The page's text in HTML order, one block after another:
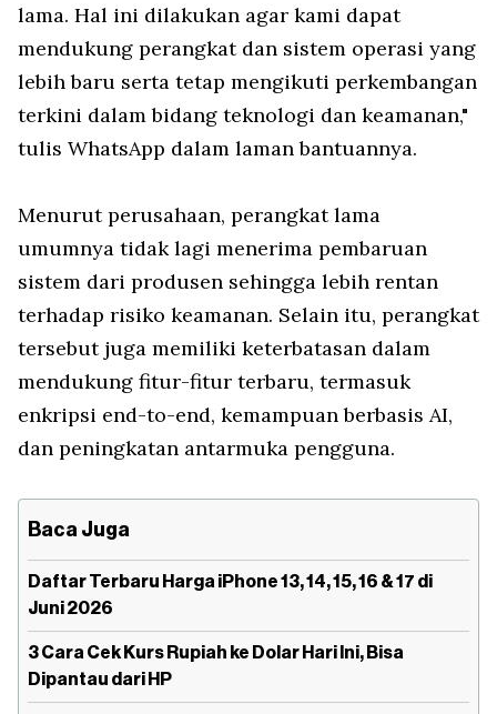
lama. Hal ini dilakukan agar kami dapat
mendukung perangkat dan sistem operasi yang
lebih baru serta tetap mengikuti perkembangan
terkini dalam bidang teknologi dan keamanan,"
tulis WhatsApp dalam laman bantuannya.
Menurut perusahaan, perangkat lama
umumnya tidak lagi menerima pembaruan
sistem dari produsen sehingga lebih rentan
terhadap risiko keamanan. Selain itu, perangkat
tersebut juga memiliki keterbatasan dalam
mendukung fitur-fitur terbaru, termasuk
enkripsi end-to-end, kemampuan berbasis AI,
dan peningkatan antarmuka pengguna.
Baca Juga
Daftar Terbaru Harga iPhone 13, 14, 15, 16 & 17 di
Juni 2026
3 Cara Cek Kurs Rupiah ke Dolar Hari Ini, Bisa
Dipantau dari HP